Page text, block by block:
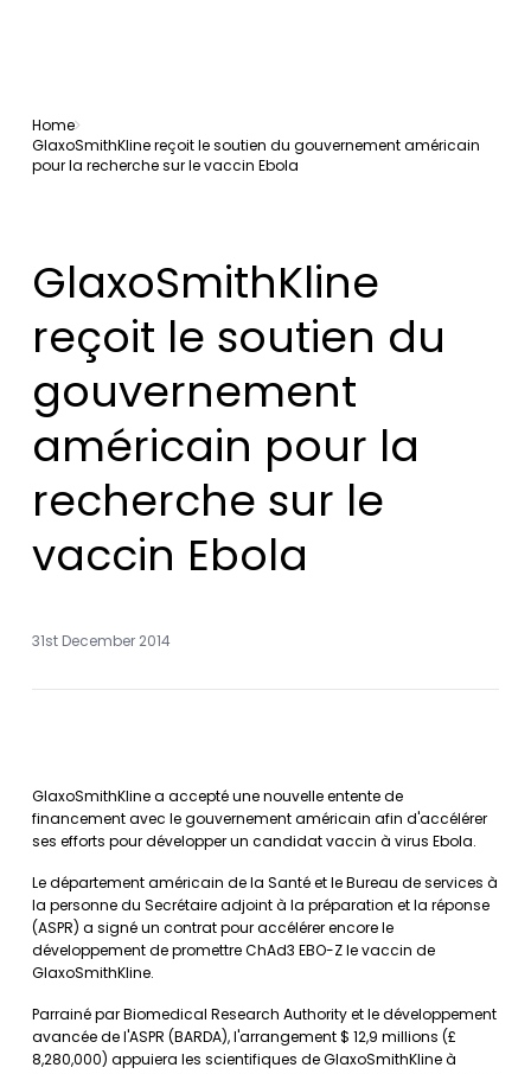
Home
GlaxoSmithKline reçoit le soutien du gouvernement américain
pour la recherche sur le vaccin Ebola
GlaxoSmithKline
reçoit le soutien du
gouvernement
américain pour la
recherche sur le
vaccin Ebola
31st December 2014
GlaxoSmithKline a accepté une nouvelle entente de
financement avec le gouvernement américain afin d'accélérer
ses efforts pour développer un candidat vaccin à virus Ebola.
Le département américain de la Santé et le Bureau de services à
la personne du Secrétaire adjoint à la préparation et la réponse
(ASPR) a signé un contrat pour accélérer encore le
développement de promettre ChAd3 EBO-Z le vaccin de
GlaxoSmithKline.
Parrainé par Biomedical Research Authority et le développement
avancée de l'ASPR (BARDA), l'arrangement $ 12,9 millions (£
8,280,000) appuiera les scientifiques de GlaxoSmithKline à